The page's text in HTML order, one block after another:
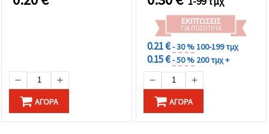
ΑΓΟΡΆ
ΕΚΠΤΏΣΕΙΣ
ΓΙΑ ΠΟΣΌΤΗΤΑ
0.21 €- 30 %100-199 τμχ
0.15 €- 50 % 200 τμχ +
ΑΓΟΡΆ